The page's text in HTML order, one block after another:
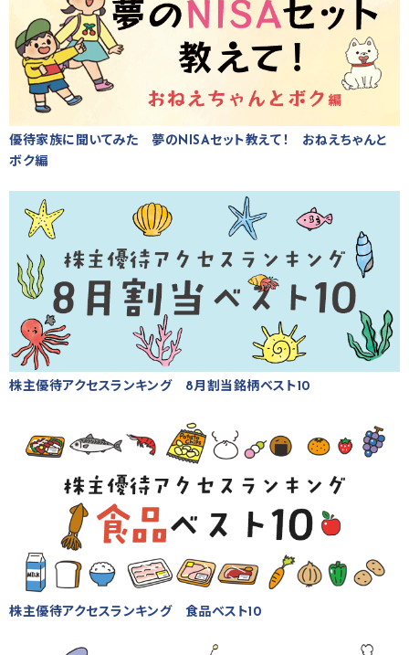
優待家族に聞いてみた 夢のNISAセット教えて！ おねえちゃんと
ボク編
株主優待アクセスランキング 8月割当銘柄ベスト10
株主優待アクセスランキング 食品ベスト10